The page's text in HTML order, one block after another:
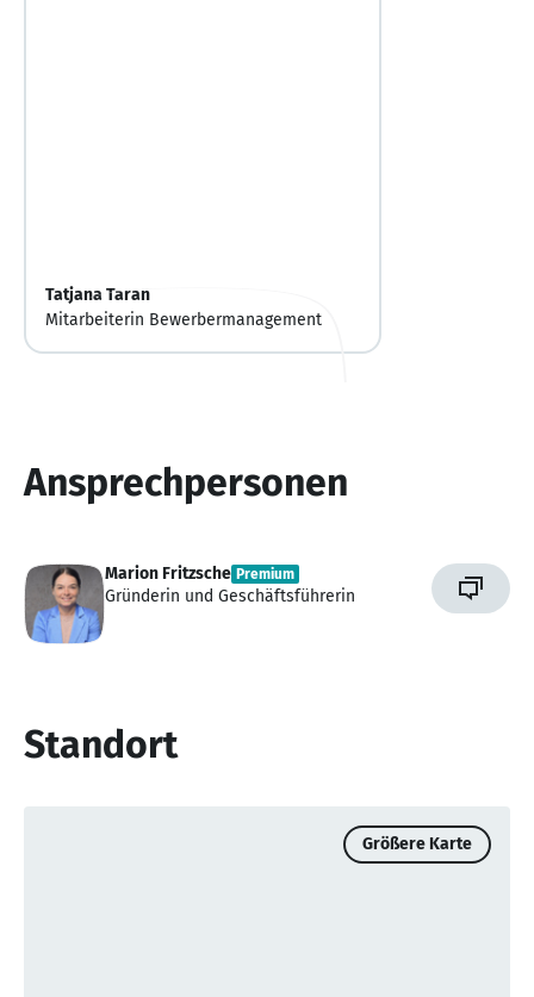
Tatjana Taran
Mitarbeiterin Bewerbermanagement
Ansprechpersonen
Marion Fritzsche Premium
Gründerin und Geschäftsführerin
Standort
Größere Karte